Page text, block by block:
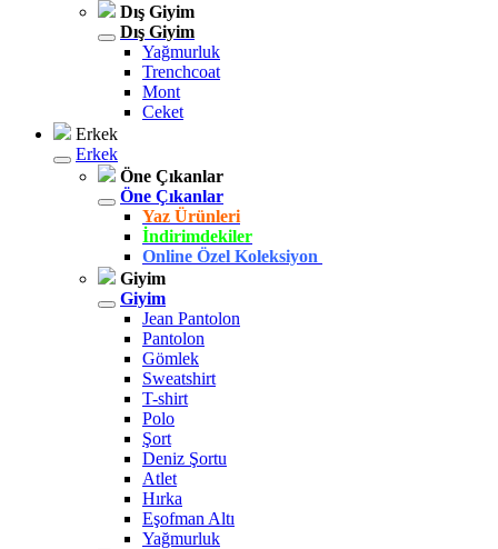
Dış Giyim
Dış Giyim
Yağmurluk
Trenchcoat
Mont
Ceket
Erkek
Erkek
Öne Çıkanlar
Öne Çıkanlar
Yaz Ürünleri
İndirimdekiler
Online Özel Koleksiyon
Giyim
Giyim
Jean Pantolon
Pantolon
Gömlek
Sweatshirt
T-shirt
Polo
Şort
Deniz Şortu
Atlet
Hırka
Eşofman Altı
Yağmurluk